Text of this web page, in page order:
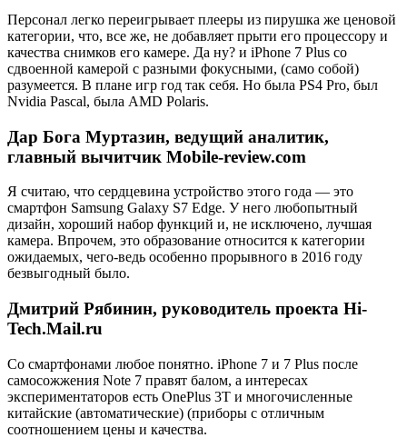
Персонал легко переигрывает плееры из пирушка же ценовой
категории, что, все же, не добавляет прыти его процессору и
качества снимков его камере. Да ну? и iPhone 7 Plus со
сдвоенной камерой с разными фокусными, (само собой)
разумеется. В плане игр год так себя. Но была PS4 Pro, был
Nvidia Pascal, была AMD Polaris.
Дар Бога Муртазин, ведущий аналитик,
главный вычитчик Mobile-review.com
Я считаю, что сердцевина устройство этого года — это
смартфон Samsung Galaxy S7 Edge. У него любопытный
дизайн, хороший набор функций и, не исключено, лучшая
камера. Впрочем, это образование относится к категории
ожидаемых, чего-ведь особенно прорывного в 2016 году
безвыгодный было.
Дмитрий Рябинин, руководитель проекта Hi-
Tech.Mail.ru
Со смартфонами любое понятно. iPhone 7 и 7 Plus после
самосожжения Note 7 правят балом, а интересах
экспериментаторов есть OnePlus 3T и многочисленные
китайские (автоматические) (приборы с отличным
соотношением цены и качества.